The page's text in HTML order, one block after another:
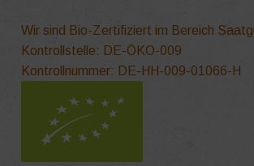
Wir sind Bio-Zertifiziert im Bereich
Kontrollstelle: DE-ÖKO-009
Kontrollnummer: DE-HH-009-01066-H